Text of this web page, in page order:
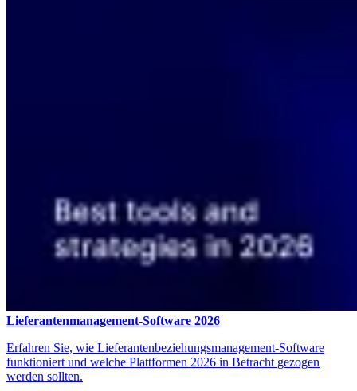
Lieferantenmanagement-Software 2026
Erfahren Sie, wie Lieferantenbeziehungsmanagement-Software
funktioniert und welche Plattformen 2026 in Betracht gezogen
werden sollten.